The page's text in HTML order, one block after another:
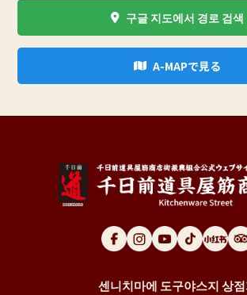
구글 지도에서 경로 검색
A-MAPで見る
센니치마에 도구야스지 상